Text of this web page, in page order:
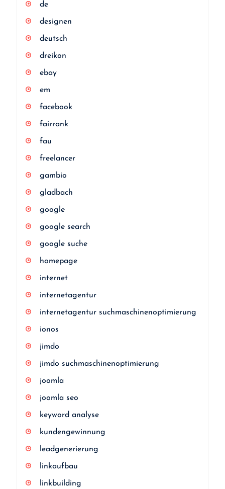
de
designen
deutsch
dreikon
ebay
em
facebook
fairrank
fau
freelancer
gambio
gladbach
google
google search
google suche
homepage
internet
internetagentur
internetagentur suchmaschinenoptimierung
ionos
jimdo
jimdo suchmaschinenoptimierung
joomla
joomla seo
keyword analyse
kundengewinnung
leadgenerierung
linkaufbau
linkbuilding